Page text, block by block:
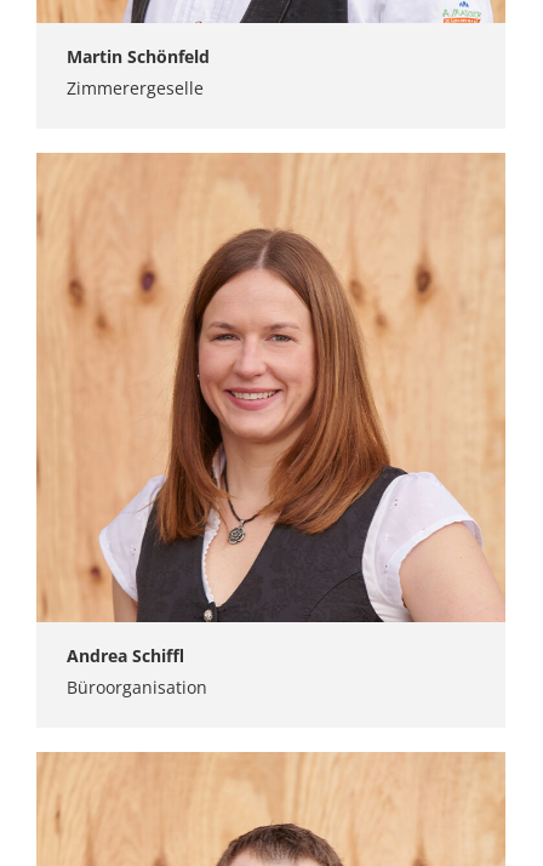
Martin Schönfeld
Zimmerergeselle
Andrea Schiffl
Büroorganisation